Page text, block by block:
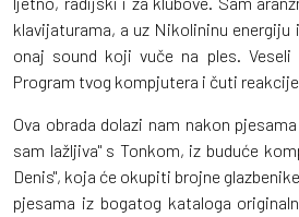
klavijaturama, a uz Nikolininu
onaj sound koji vuče na ples. Veseli
Program tvog kompjutera i čuti reakcije
Ova obrada dolazi nam nakon
sam lažljiva" s Tonkom, iz buduće
Denis", koja će okupiti brojne
pjesama iz bogatog kataloga